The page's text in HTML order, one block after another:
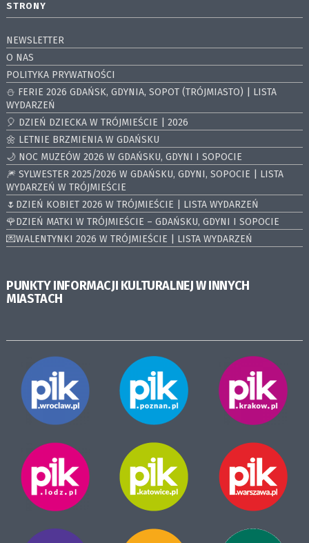
STRONY
NEWSLETTER
O NAS
POLITYKA PRYWATNOŚCI
⛄️ FERIE 2026 GDAŃSK, GDYNIA, SOPOT (TRÓJMIASTO) | LISTA
WYDARZEŃ
🎈 DZIEŃ DZIECKA W TRÓJMIEŚCIE | 2026
🌼 LETNIE BRZMIENIA W GDAŃSKU
🌙 NOC MUZEÓW 2026 W GDAŃSKU, GDYNI I SOPOCIE
🎆 SYLWESTER 2025/2026 W GDAŃSKU, GDYNI, SOPOCIE | LISTA
WYDARZEŃ W TRÓJMIEŚCIE
🌷DZIEŃ KOBIET 2026 W TRÓJMIEŚCIE | LISTA WYDARZEŃ
🌹DZIEŃ MATKI W TRÓJMIEŚCIE – GDAŃSKU, GDYNI I SOPOCIE
💌WALENTYNKI 2026 W TRÓJMIEŚCIE | LISTA WYDARZEŃ
PUNKTY INFORMACJI KULTURALNEJ W INNYCH
MIASTACH